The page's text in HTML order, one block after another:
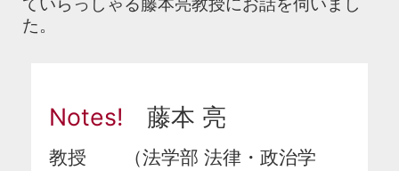
た。
Notes! 藤本 亮
教授 （法学部 法律・政治学